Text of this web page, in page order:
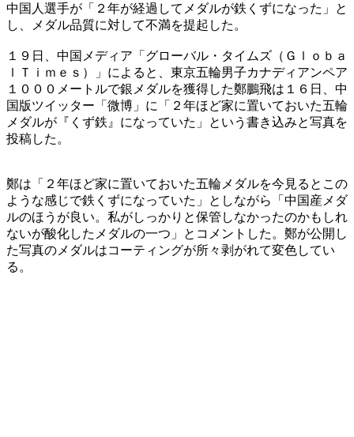
中国人選手が「２年が経過してメダルが鉄くずになった」と
し、メダル品質に対して不満を提起した。
１９日、中国メディア「グローバル・タイムズ（Ｇｌｏｂａ
ｌＴｉｍｅｓ）」によると、東京五輪男子カナディアンペア
１０００メートルで銀メダルを獲得した鄭鵬飛は１６日、中
国版ツイッター「微博」に「２年ほど家に置いておいた五輪
メダルが『くず鉄』になっていた」という書き込みと写真を
投稿した。
鄭は「２年ほど家に置いておいた五輪メダルを今見るとこの
ような感じで鉄くずになっていた」としながら「中国産メダ
ルのほうが良い。私がしっかりと保管しなかったのかもしれ
ないが酸化したメダルの一つ」とコメントした。鄭が公開し
た写真のメダルはコーティングが所々剥がれて変色してい
る。